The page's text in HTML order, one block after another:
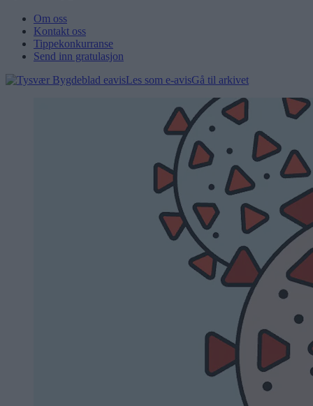
Om oss
Kontakt oss
Tippekonkurranse
Send inn gratulasjon
Les som e-avisGå til arkivet